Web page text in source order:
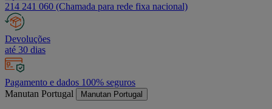
214 241 060 (Chamada para rede fixa nacional)
Devoluções
até 30 dias
Pagamento e dados 100% seguros
Manutan Portugal
Manutan Portugal